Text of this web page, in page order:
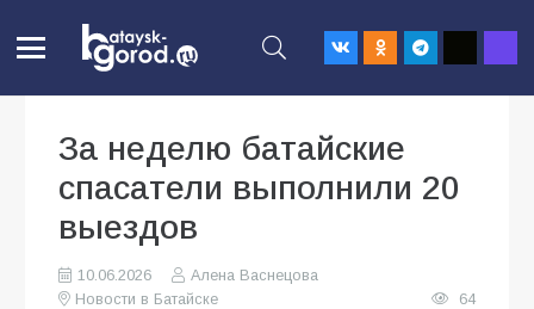
За неделю батайские
спасатели выполнили 20
выездов
10.06.2026
Алена Васнецова
Новости в Батайске
64